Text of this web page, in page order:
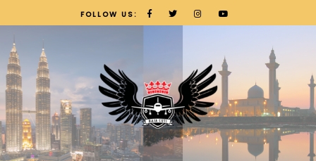
FOLLOW US: